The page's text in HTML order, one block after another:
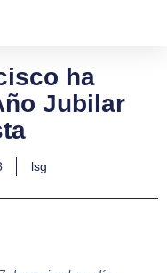
ha
Jubilar
lsg